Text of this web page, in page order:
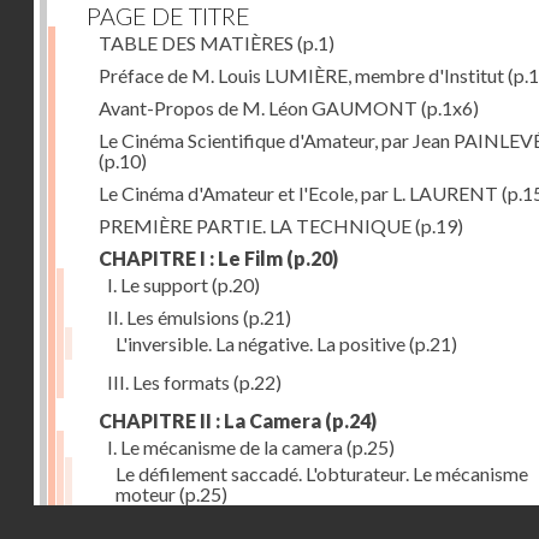
PAGE DE TITRE
TABLE DES MATIÈRES (p.1)
Préface de M. Louis LUMIÈRE, membre d'Institut
Avant-Propos de M. Léon GAUMONT (p.1x6)
Le Cinéma Scientifique d'Amateur, par Jean
(p.10)
Le Cinéma d'Amateur et l'Ecole, par L. LAURENT
PREMIÈRE PARTIE. LA TECHNIQUE(p.19)
CHAPITRE I : Le Film (p.20)
I. Le support(p.20)
II. Les émulsions (p.21)
L'inversible. La négative. La positive(p.21)
III. Les formats (p.22)
CHAPITRE II : La Camera (p.24)
I. Le mécanisme de la camera(p.25)
Le défilement saccadé. L'obturateur. Le mécanisme
moteur(p.25)